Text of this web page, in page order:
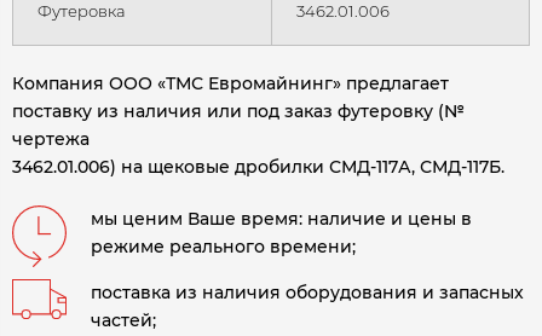
Футеровка 3462.01.006
Компания ООО «ТМС Евромайнинг» предлагает
поставку из наличия или под заказ футеровку (№
чертежа
3462.01.006) на щековые дробилки СМД-117А, СМД-117Б.
мы ценим Ваше время: наличие и цены в
режиме реального времени;
поставка из наличия оборудования и запасных
частей;